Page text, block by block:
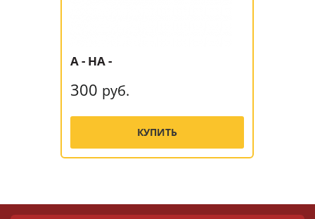
A - HA -
300 руб.
КУПИТЬ